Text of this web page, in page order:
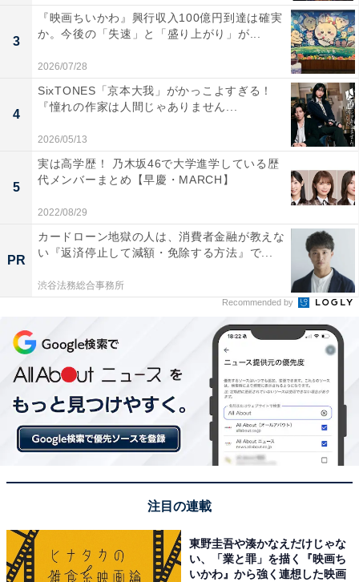
不穏な出来事が続く中、一星は深夜と鈴を誘って3人で
キャンプへ。花火をしながらその光を眺めていると、言
葉にならない感情を溢れさせた鈴は号泣。そんな鈴を深
夜と一星は優しく見守って――。
公式サイト
3
『映画ちいかわ』興行収入100億円到達は確実
か。今後の「失速」と「盛り上がり」が...
2026/07/28
4
SixTONES「京本大我」がかっこよすぎる！
『憧れの作家は人間じゃありません...
2026/05/13
5
実は高学歴！ 乃木坂46で大学進学している歴
代メンバーまとめ【早慶・MARCH】
2022/08/29
PR
カードローン地獄の人は、消費者金融が教えな
い『返済停止して減額・免除する方法』で...
渋谷法務総合事務所
Recommended by
注目の連載
東野圭吾や湊かなえだけじゃな
い、「業と罪」を描く『映画ち
いかわ』から強く連想した映画